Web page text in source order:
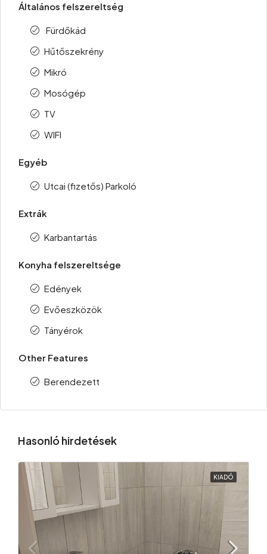
Általános felszereltség
Fürdőkád
Hűtőszekrény
Mikró
Mosógép
TV
WIFI
Egyéb
Utcai (fizetős) Parkoló
Extrák
Karbantartás
Konyha felszereltsége
Edények
Evőeszközök
Tányérok
Other Features
Berendezett
Hasonló hirdetések
KIADÓ